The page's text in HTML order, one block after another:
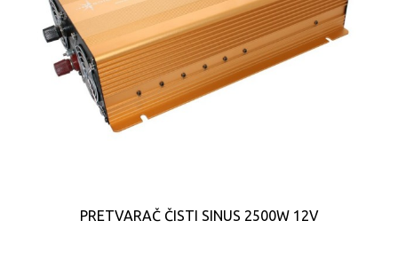
PRETVARAČ ČISTI SINUS 2500W 12V